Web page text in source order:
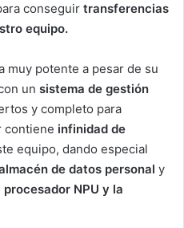
conseguir transferencias
equipo.
muy potente a pesar de su
un sistema de gestión
y completo para
contiene infinidad de
equipo, dando especial
de datos personal y
procesador NPU y la